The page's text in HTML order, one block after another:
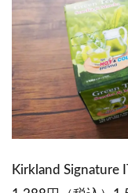
Kirkland Signature